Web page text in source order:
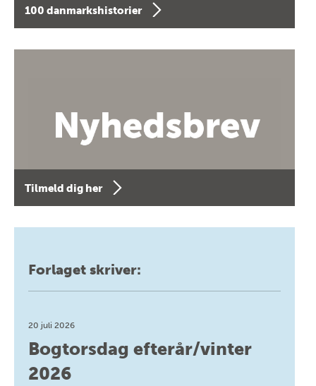
100 danmarkshistorier
Tilmeld dig her
Forlaget skriver:
20 juli 2026
Bogtorsdag efterår/vinter
2026